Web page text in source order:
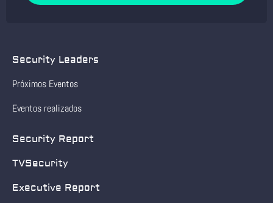
Security Leaders
Próximos Eventos
Eventos realizados
Security Report
TVSecurity
Executive Report